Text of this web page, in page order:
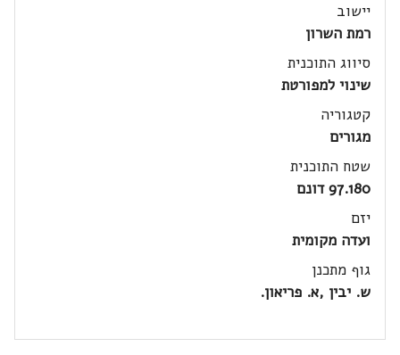
יישוב
רמת השרון
סיווג התוכנית
שינוי למפורטת
קטגוריה
מגורים
שטח התוכנית
97.180 דונם
יזם
ועדה מקומית
גוף מתכנן
ש. יבין ,א. פריאון.